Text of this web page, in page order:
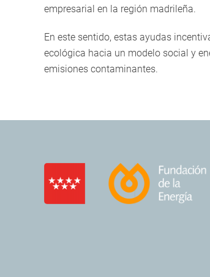
empresarial en la región madrileña.
En este sentido, estas ayudas
ecológica hacia un modelo social y
emisiones contaminantes.